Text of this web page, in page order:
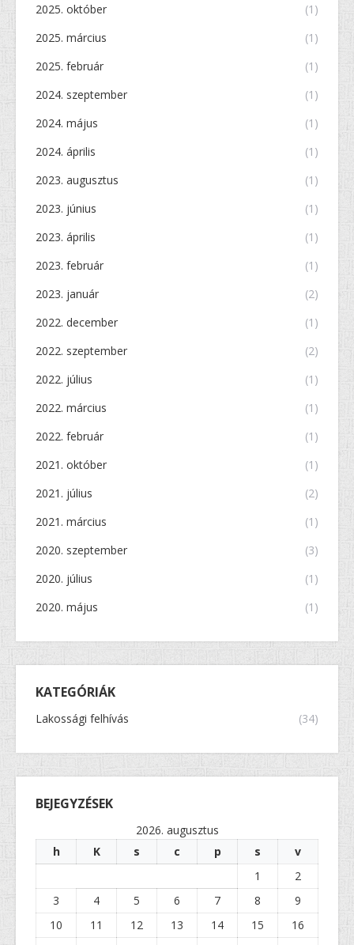
2025. október
(1)
2025. március
(1)
2025. február
(1)
2024. szeptember
(1)
2024. május
(1)
2024. április
(1)
2023. augusztus
(1)
2023. június
(1)
2023. április
(1)
2023. február
(1)
2023. január
(2)
2022. december
(1)
2022. szeptember
(2)
2022. július
(1)
2022. március
(1)
2022. február
(1)
2021. október
(1)
2021. július
(2)
2021. március
(1)
2020. szeptember
(3)
2020. július
(1)
2020. május
(1)
KATEGÓRIÁK
Lakossági felhívás (34)
BEJEGYZÉSEK
2026. augusztus
h
K s c p s
v
1
2
3
4 5 6 7 8
9
10
11 12 13 14 15
16